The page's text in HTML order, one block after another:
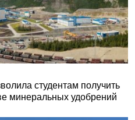
студентам получить
минеральных удобрений